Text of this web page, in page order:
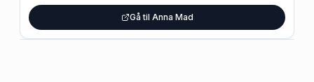
Gå til Anna Mad